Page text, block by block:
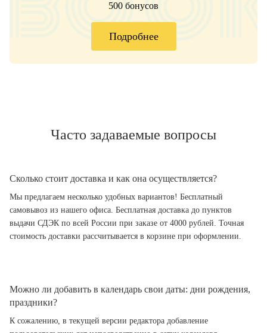
500 бонусов
Подробнее
Часто задаваемые вопросы
Сколько стоит доставка и как она осуществляется?
Мы предлагаем несколько удобных вариантов! Бесплатный
самовывоз из нашего офиса. Бесплатная доставка до пунктов
выдачи СДЭК по всей России при заказе от 4000 рублей. Точная
стоимость доставки рассчитывается в корзине при оформлении.
Можно ли добавить в календарь свои даты: дни рождения,
праздники?
К сожалению, в текущей версии редактора добавление